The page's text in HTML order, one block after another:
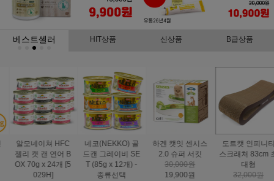
베스트셀러 HIT상품 신상품 B급상품
하겐 캣잇 센시스
2.0 슈퍼 서킷
30,000원
19,900원
도트캣 인피니티
스크래처 83cm 초
대형
32,000원
스마트하트 골드
나인케어 캣 피부&
피모 6kg
60,000원
도트캣 스크래처
집콕 TV
16,000원
12,900원